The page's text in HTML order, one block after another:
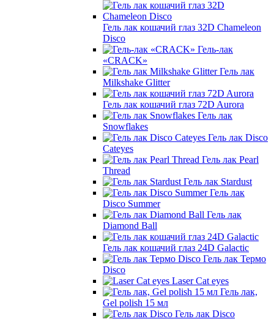
Гель лак кошачий глаз 32D Chameleon
Disco
Гель-лак
«CRACK»
Гель лак
Milkshake Glitter
Гель лак кошачий глаз 72D Aurora
Гель лак
Snowflakes
Гель лак Disco
Cateyes
Гель лак Pearl
Thread
Гель лак Stardust
Гель лак
Disco Summer
Гель лак
Diamond Ball
Гель лак кошачий глаз 24D Galactic
Гель лак Термо
Disco
Laser Cat eyes
Гель лак,
Gel polish 15 мл
Гель лак Disco